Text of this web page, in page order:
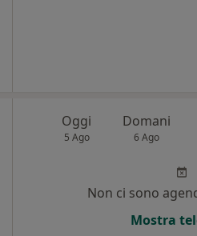
Oggi
5 Ago
Domani
6 Ago
Non ci sono
Mostra